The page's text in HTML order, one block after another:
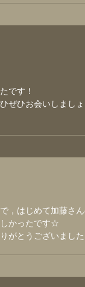
です！
ぜひお会いしまし
，はじめて加藤さ
かったです☆
がとうございまし